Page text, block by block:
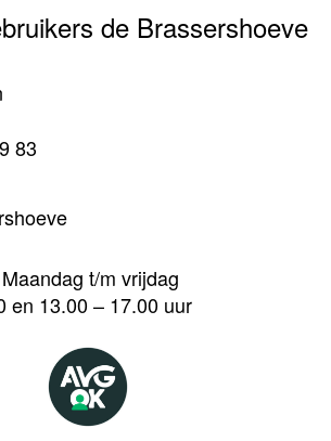
de Brassershoeve
83
t/m vrijdag
en 13.00 – 17.00 uur